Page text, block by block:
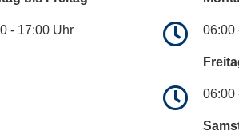
- 17:00 Uhr 06:00
06:00